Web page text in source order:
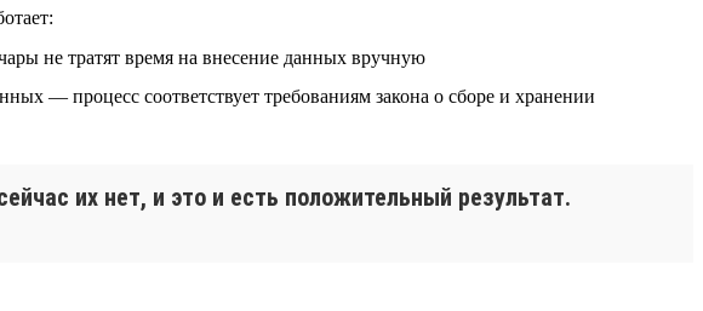
не тратят время на внесение данных вручную
— процесс соответствует требованиям закона о сборе и хранении
их нет, и это и есть положительный результат.